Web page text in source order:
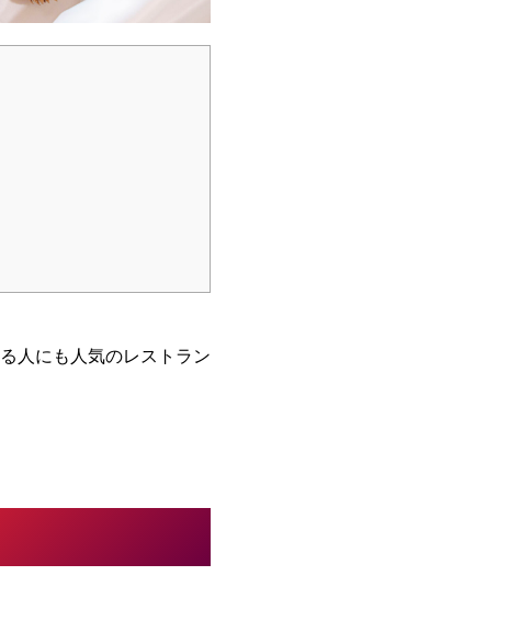
人にも人気のレストラン